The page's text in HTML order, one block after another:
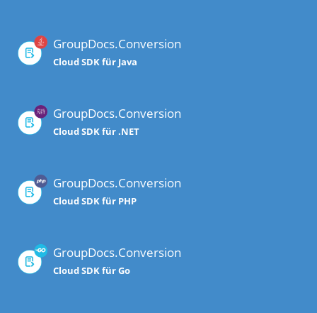
GroupDocs.Conversion
Cloud SDK für Java
GroupDocs.Conversion
Cloud SDK für .NET
GroupDocs.Conversion
Cloud SDK für PHP
GroupDocs.Conversion
Cloud SDK für Go